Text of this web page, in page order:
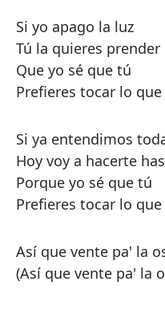
Si yo apago la luz
Tú la quieres prender
Que yo sé que tú
Prefieres tocar lo
Si ya entendimos
Hoy voy a hacerte
Porque yo sé que tú
Prefieres tocar lo
Así que vente pa' la
(Así que vente pa' la